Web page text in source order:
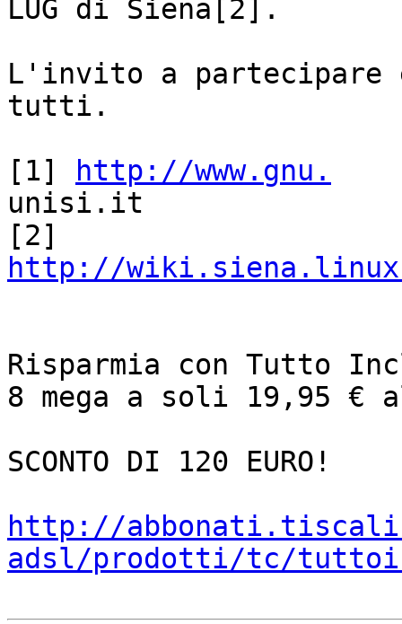
LUG di Siena[2].
L'invito a partecipare
tutti.
[1]
http://www.gnu.
unisi.it
http://
Risparmia con Tutto
8 mega a soli 19,95 €
SCONTO DI 120 EURO!
http://
adsl/prodotti/tc/